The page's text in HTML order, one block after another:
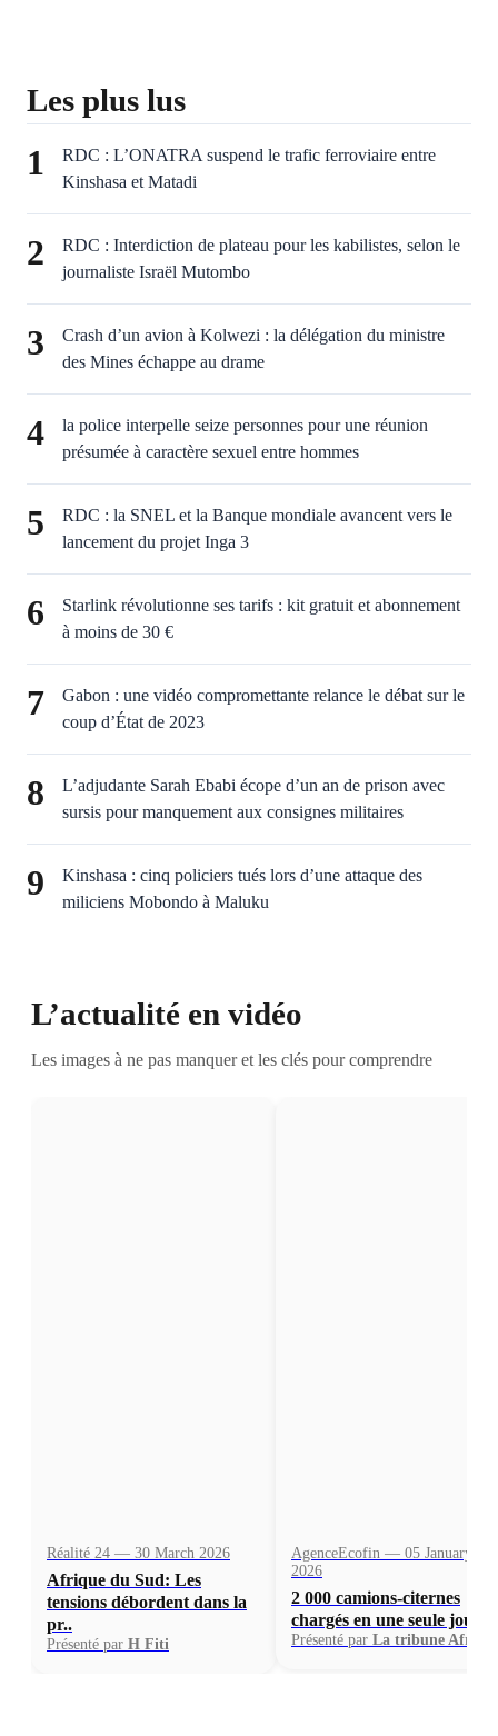
Les plus lus
1
RDC : L’ONATRA suspend le trafic ferroviaire entre
Kinshasa et Matadi
2
RDC : Interdiction de plateau pour les kabilistes, selon le
journaliste Israël Mutombo
3
Crash d’un avion à Kolwezi : la délégation du ministre
des Mines échappe au drame
4
la police interpelle seize personnes pour une réunion
présumée à caractère sexuel entre hommes
5
RDC : la SNEL et la Banque mondiale avancent vers le
lancement du projet Inga 3
6
Starlink révolutionne ses tarifs : kit gratuit et abonnement
à moins de 30 €
7
Gabon : une vidéo compromettante relance le débat sur le
coup d’État de 2023
8
L’adjudante Sarah Ebabi écope d’un an de prison avec
sursis pour manquement aux consignes militaires
9
Kinshasa : cinq policiers tués lors d’une attaque des
miliciens Mobondo à Maluku
L’actualité en vidéo
Les images à ne pas manquer et les clés pour comprendre
Réalité 24 — 30 March 2026
Afrique du Sud: Les
tensions débordent dans la
pr..
Présenté par H Fiti
AgenceEcofin — 05 January
2026
2 000 camions-citernes
chargés en une seule
Présenté par La tribune